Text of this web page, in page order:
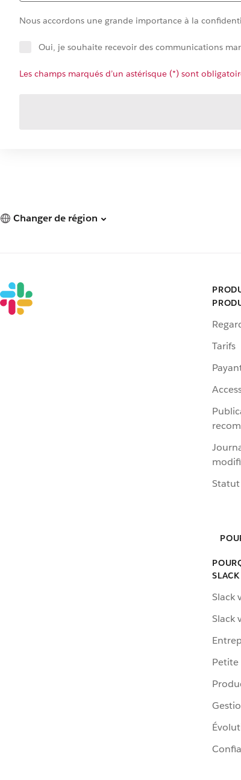
Nous accordons une grande importance à la
Oui, je souhaite recevoir des communications
Les champs marqués d’un astérisque (*) sont
Changer de région
Tarifs
Statut
Slack
Slack